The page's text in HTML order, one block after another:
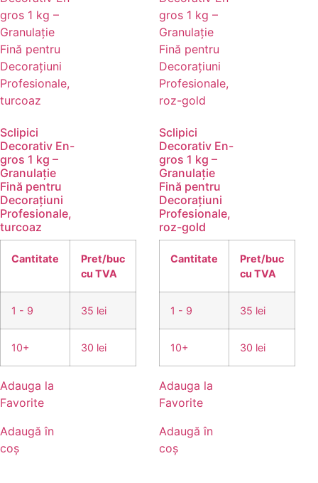
Sclipici
Decorativ En-
gros 1 kg –
Granulație
Fină pentru
Decorațiuni
Profesionale,
turcoaz
Cantitate
Pret/buc
cu TVA
1 - 9 35 lei
10+ 30 lei
Adauga la
Favorite
Adaugă în
coș
Sclipici
Decorativ En-
gros 1 kg –
Granulație
Fină pentru
Decorațiuni
Profesionale,
roz-gold
Cantitate
Pret/buc
cu TVA
1 - 9 35 lei
10+ 30 lei
Adauga la
Favorite
Adaugă în
coș